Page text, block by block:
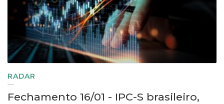
RADAR
Fechamento 16/01 - IPC-S brasileiro,